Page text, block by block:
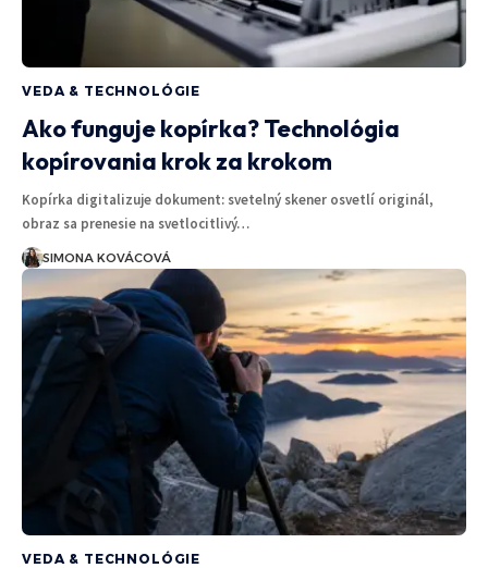
VEDA & TECHNOLÓGIE
Ako funguje kopírka? Technológia
kopírovania krok za krokom
Kopírka digitalizuje dokument: svetelný skener osvetlí originál,
obraz sa prenesie na svetlocitlivý…
SIMONA KOVÁCOVÁ
VEDA & TECHNOLÓGIE